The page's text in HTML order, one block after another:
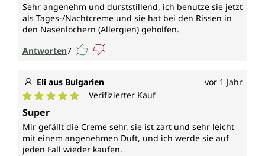
Sehr angenehm und durststillend, ich benutze sie jetzt
als Tages-/Nachtcreme und sie hat bei den Rissen in
den Nasenlöchern (Allergien) geholfen.
Antworten7
Eli aus Bulgarien vor 1 Jahr
Durchschnittliche Bewertung von 5 von 5 Sternen
Verifizierter Kauf
Super
Mir gefällt die Creme sehr, sie ist zart und sehr leicht
mit einem angenehmen Duft, und ich werde sie auf
jeden Fall wieder kaufen.